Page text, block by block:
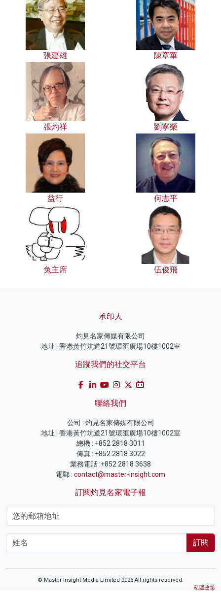
張建雄 陳章華
張灼祥 劉寧榮
益行 何志平
兔主席 伍俊飛
承印人
灼見名家傳媒有限公司
地址 : 香港黃竹坑道21號環匯廣場10樓1002室
追蹤我們的社交平台
聯絡我們
公司 : 灼見名家傳媒有限公司
地址 : 香港黃竹坑道21號環匯廣場10樓1002室
總機 : +852 2818 3011
傳真 : +852 2818 3022
業務電話 :+852 2818 3638
電郵 : contact@master-insight.com
訂閱灼見名家電子報
訂閱
© Master Insight Media Limited 2026 All rights reserved.
私隱政策